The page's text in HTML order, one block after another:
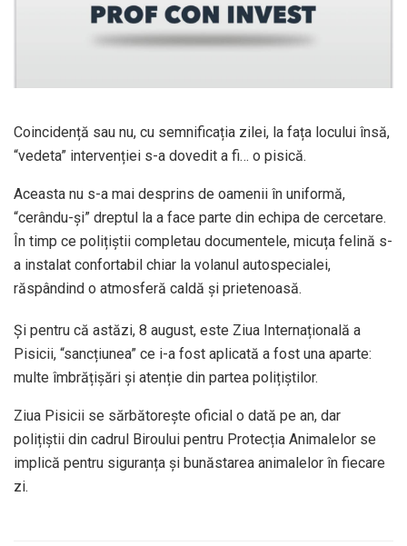
Coincidență sau nu, cu semnificația zilei, la fața locului însă,
“vedeta” intervenției s-a dovedit a fi… o pisică.
Aceasta nu s-a mai desprins de oamenii în uniformă,
“cerându-și” dreptul la a face parte din echipa de cercetare.
În timp ce polițiștii completau documentele, micuța felină s-
a instalat confortabil chiar la volanul autospecialei,
răspândind o atmosferă caldă și prietenoasă.
Și pentru că astăzi, 8 august, este Ziua Internațională a
Pisicii, “sancțiunea” ce i-a fost aplicată a fost una aparte:
multe îmbrățișări și atenție din partea polițiștilor.
Ziua Pisicii se sărbătorește oficial o dată pe an, dar
polițiștii din cadrul Biroului pentru Protecția Animalelor se
implică pentru siguranța și bunăstarea animalelor în fiecare
zi.